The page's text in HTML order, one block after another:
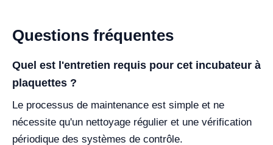
Questions fréquentes
Quel est l'entretien requis pour cet incubateur à
plaquettes ?
Le processus de maintenance est simple et ne
nécessite qu'un nettoyage régulier et une vérification
périodique des systèmes de contrôle.